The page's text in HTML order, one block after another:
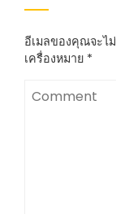
อีเมลของคุณจะไ
เครื่องหมาย *